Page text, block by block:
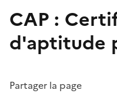
CAP :
d'aptitude
Partager la page